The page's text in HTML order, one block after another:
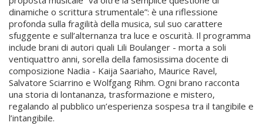
dinamiche o scrittura strumentale”: è una riflessione
profonda sulla fragilità della musica, sul suo carattere
sfuggente e sull’alternanza tra luce e oscurità. Il programma
include brani di autori quali Lili Boulanger - morta a soli
ventiquattro anni, sorella della famosissima docente di
composizione Nadia - Kaija Saariaho, Maurice Ravel,
Salvatore Sciarrino e Wolfgang Rihm. Ogni brano racconta
una storia di lontananza, trasformazione e mistero,
regalando al pubblico un’esperienza sospesa tra il tangibile e
l’intangibile.